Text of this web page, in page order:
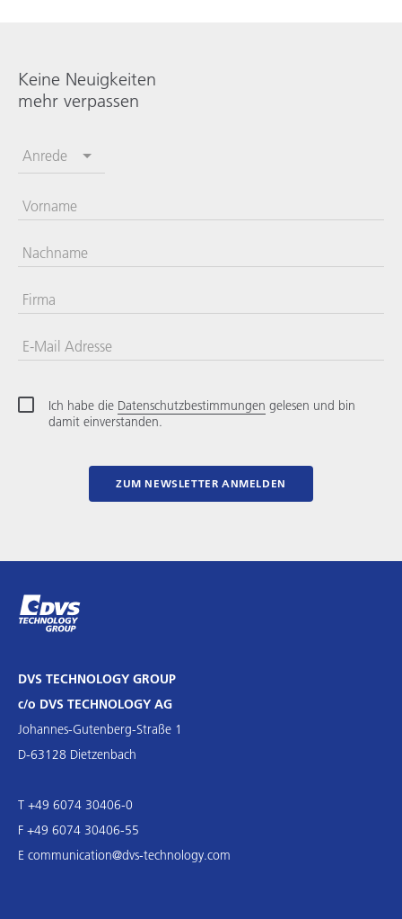
Keine Neuigkeiten
mehr verpassen
Anrede
Vorname
Nachname
Firma
E-Mail Adresse
Ich habe die Datenschutzbestimmungen gelesen und bin
damit einverstanden.
ZUM NEWSLETTER ANMELDEN
DVS TECHNOLOGY GROUP
c/o DVS TECHNOLOGY AG
Johannes-Gutenberg-Straße 1
D-63128 Dietzenbach
T +49 6074 30406-0
F +49 6074 30406-55
E communication@dvs-technology.com